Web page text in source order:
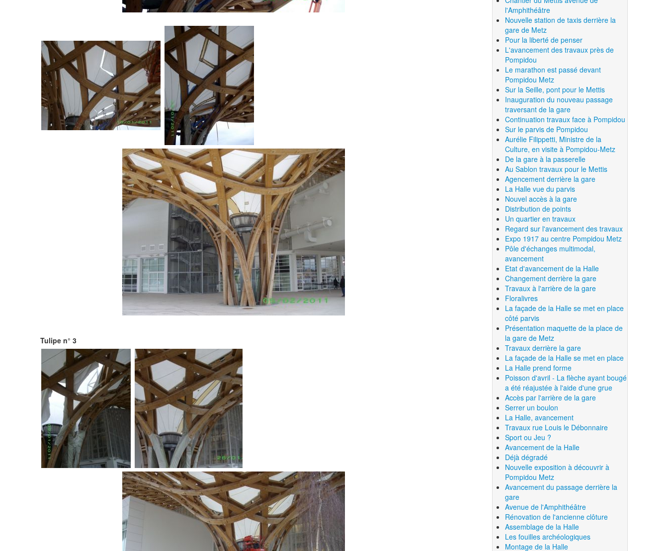
Tulipe n° 3
l'Amphithéâtre
Nouvelle station de taxis derrière la
gare de Metz
Pour la liberté de penser
L'avancement des travaux près de
Pompidou
Le marathon est passé devant
Pompidou Metz
Sur la Seille, pont pour le Mettis
Inauguration du nouveau passage
traversant de la gare
Continuation travaux face à Pompidou
Sur le parvis de Pompidou
Aurélie Filippetti, Ministre de la
Culture, en visite à Pompidou-Metz
De la gare à la passerelle
Au Sablon travaux pour le Mettis
Agencement derrière la gare
La Halle vue du parvis
Nouvel accès à la gare
Distribution de points
Un quartier en travaux
Regard sur l'avancement des travaux
Expo 1917 au centre Pompidou Metz
Pôle d'échanges multimodal,
avancement
Etat d'avancement de la Halle
Changement derrière la gare
Travaux à l'arrière de la gare
Floralivres
La façade de la Halle se met en place
côté parvis
Présentation maquette de la place de
la gare de Metz
Travaux derrière la gare
La façade de la Halle se met en place
La Halle prend forme
Poisson d'avril - La flèche ayant bougé
a été réajustée à l'aide d'une grue
Accès par l'arrière de la gare
Serrer un boulon
La Halle, avancement
Travaux rue Louis le Débonnaire
Sport ou Jeu ?
Avancement de la Halle
Déjà dégradé
Nouvelle exposition à découvrir à
Pompidou Metz
Avancement du passage derrière la
gare
Avenue de l'Amphithéâtre
Rénovation de l'ancienne clôture
Assemblage de la Halle
Les fouilles archéologiques
Montage de la Halle